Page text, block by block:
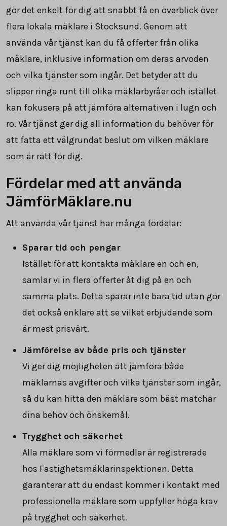
gör det enkelt för dig att snabbt få en överblick över
flera lokala mäklare i Stocksund. Genom att
använda vår tjänst kan du få offerter från olika
mäklare, inklusive information om deras arvoden
och vilka tjänster som ingår. Det betyder att du
slipper ringa runt till olika mäklarbyråer och istället
kan fokusera på att jämföra alternativen i lugn och
ro. Vår tjänst ger dig all information du behöver för
att fatta ett välgrundat beslut om vilken mäklare
som är rätt för dig.
Fördelar med att använda
JämförMäklare.nu
Att använda vår tjänst har många fördelar:
Sparar tid och pengar
Istället för att kontakta mäklare en och en,
samlar vi in flera offerter åt dig på en och
samma plats. Detta sparar inte bara tid utan gör
det också enklare att se vilket erbjudande som
är mest prisvärt.
Jämförelse av både pris och tjänster
Vi ger dig möjligheten att jämföra både
mäklarnas avgifter och vilka tjänster som ingår,
så du kan hitta den mäklare som bäst matchar
dina behov och önskemål.
Trygghet och säkerhet
Alla mäklare som vi förmedlar är registrerade
hos Fastighetsmäklarinspektionen. Detta
garanterar att du endast kommer i kontakt med
professionella mäklare som uppfyller höga krav
på trygghet och säkerhet.